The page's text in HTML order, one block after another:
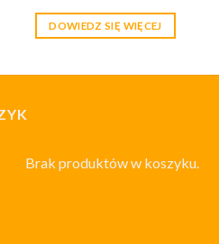
DOWIEDZ SIĘ WIĘCEJ
Brak produktów w koszyku.